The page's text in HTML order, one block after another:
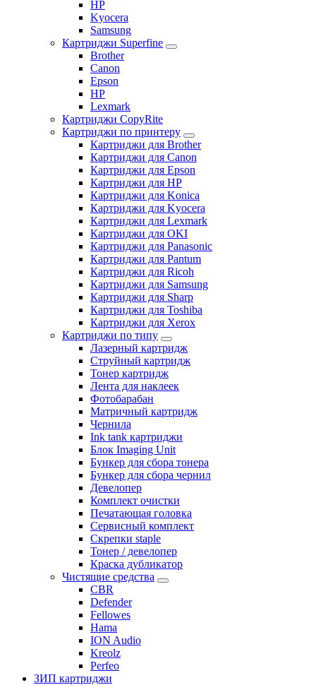
HP
Kyocera
Samsung
Картриджи Superfine
Brother
Canon
Epson
HP
Lexmark
Картриджи CopyRite
Картриджи по принтеру
Картриджи для Brother
Картриджи для Canon
Картриджи для Epson
Картриджи для HP
Картриджи для Konica
Картриджи для Kyocera
Картриджи для Lexmark
Картриджи для OKI
Картриджи для Panasonic
Картриджи для Pantum
Картриджи для Ricoh
Картриджи для Samsung
Картриджи для Sharp
Картриджи для Toshiba
Картриджи для Xerox
Картриджи по типу
Лазерный картридж
Струйный картридж
Тонер картридж
Лента для наклеек
Фотобарабан
Матричный картридж
Чернила
Ink tank картриджи
Блок Imaging Unit
Бункер для сбора тонера
Бункер для сбора чернил
Девелопер
Комплект очистки
Печатающая головка
Сервисный комплект
Скрепки staple
Тонер / девелопер
Краска дубликатор
Чистящие средства
CBR
Defender
Fellowes
Hama
ION Audio
Kreolz
Perfeo
ЗИП картриджи